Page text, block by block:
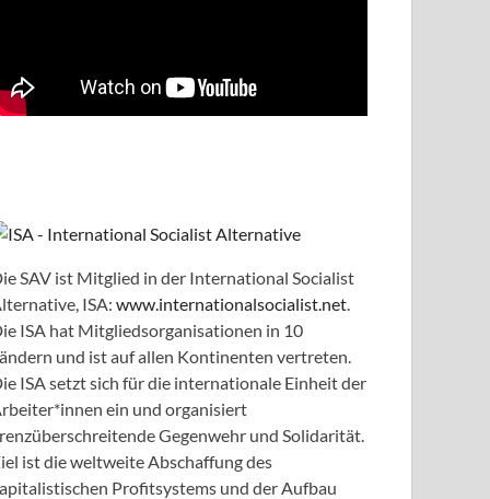
SAV ist Mitglied in der International Socialist
ISA:www.internationalsocialist.net
ISA hat Mitgliedsorganisationen in 10
und ist auf allen Kontinenten vertreten.
ISA setzt sich für die internationale Einheit der
ein und organisiert
Gegenwehr und Solidarität.
ist die weltweite Abschaffung des
Profitsystems und der Aufbau